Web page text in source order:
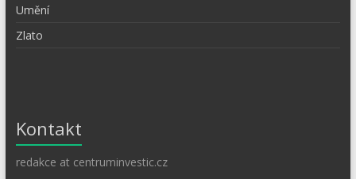
Umění
Zlato
Kontakt
redakce at centruminvestic.cz